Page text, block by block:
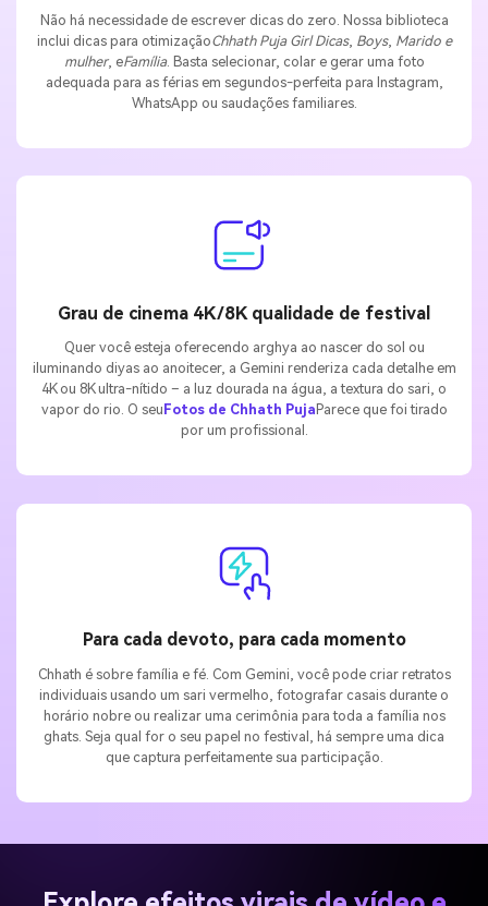
Não há necessidade de escrever dicas do zero. Nossa biblioteca
inclui dicas para otimizaçãoChhath Puja Girl Dicas, Boys, Marido e
mulher, eFamília. Basta selecionar, colar e gerar uma foto
adequada para as férias em segundos-perfeita para Instagram,
WhatsApp ou saudações familiares.
Grau de cinema 4K/8K qualidade de festival
Quer você esteja oferecendo arghya ao nascer do sol ou
iluminando diyas ao anoitecer, a Gemini renderiza cada detalhe em
4K ou 8K ultra-nítido – a luz dourada na água, a textura do sari, o
vapor do rio. O seu Fotos de Chhath Puja Parece que foi tirado
por um profissional.
Para cada devoto, para cada momento
Chhath é sobre família e fé. Com Gemini, você pode criar retratos
individuais usando um sari vermelho, fotografar casais durante o
horário nobre ou realizar uma cerimônia para toda a família nos
ghats. Seja qual for o seu papel no festival, há sempre uma dica
que captura perfeitamente sua participação.